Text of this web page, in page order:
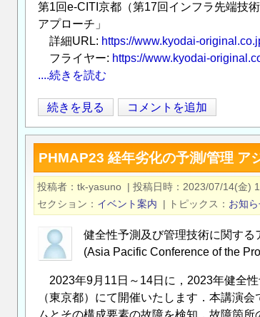
維
持
管
理』
の
育
助
成
事
業」
に
よ
る
助
成
金
給
対
象
研
究
テ
第1回e-CITI京都（第17回インフラ先端技
アプローチ」
詳細URL: https://www.kyodai-
フライヤー: https://www.kyodai-
....続きを読む
第
1
回
e-
CITI
都
（第
17
イ
ン
続きを見る コメントを追加
PHMAP23 経年劣化の予測/管理 ア
投稿者 tk-yasuno | 投稿日時
2023/07/14(金)
セクション
イベント案内 | トピックス お知
健全性予測及び管理技術に関す
(Asia Pacific Conference of the
2023年9月11日～14日に，2023年健全
（東京都）にて開催いたします．本講演
ムとその構成要素の故障を検知，故障箇